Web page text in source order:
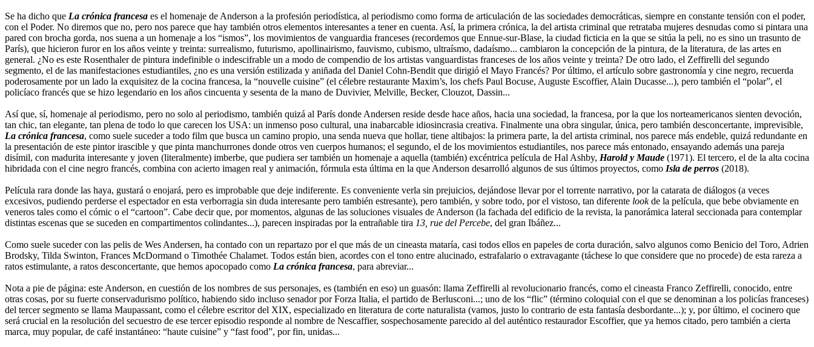
Se ha dicho que La crónica francesa es el homenaje de Anderson a la profesión periodística, al periodismo como forma de articulación de las sociedades democráticas, siempre en constante tensión con el poder,
con el Poder. No diremos que no, pero nos parece que hay también otros elementos interesantes a tener en cuenta. Así, la primera crónica, la del artista criminal que retrataba mujeres desnudas como si pintara una
pared con brocha gorda, nos suena a un homenaje a los “ismos”, los movimientos de vanguardia franceses (recordemos que Ennue-sur-Blase, la ciudad ficticia en la que se sitúa la peli, no es sino un trasunto de
París), que hicieron furor en los años veinte y treinta: surrealismo, futurismo, apollinairismo, fauvismo, cubismo, ultraísmo, dadaísmo... cambiaron la concepción de la pintura, de la literatura, de las artes en
general. ¿No es este Rosenthaler de pintura indefinible o indescifrable un a modo de compendio de los artistas vanguardistas franceses de los años veinte y treinta? De otro lado, el Zeffirelli del segundo
segmento, el de las manifestaciones estudiantiles, ¿no es una versión estilizada y aniñada del Daniel Cohn-Bendit que dirigió el Mayo Francés? Por último, el artículo sobre gastronomía y cine negro, recuerda
poderosamente por un lado la exquisitez de la cocina francesa, la “nouvelle cuisine” (el célebre restaurante Maxim’s, los chefs Paul Bocuse, Auguste Escoffier, Alain Ducasse...), pero también el “polar”, el
policíaco francés que se hizo legendario en los años cincuenta y sesenta de la mano de Duvivier, Melville, Becker, Clouzot, Dassin...
Así que, sí, homenaje al periodismo, pero no solo al periodismo, también quizá al París donde Andersen reside desde hace años, hacia una sociedad, la francesa, por la que los norteamericanos sienten devoción,
tan chic, tan elegante, tan plena de todo lo que carecen los USA: un inmenso poso cultural, una inabarcable idiosincrasia creativa. Finalmente una obra singular, única, pero también desconcertante, imprevisible,
La crónica francesa, como suele suceder a todo film que busca un camino propio, una senda nueva que hollar, tiene altibajos: la primera parte, la del artista criminal, nos parece más endeble, quizá redundante en
la presentación de este pintor irascible y que pinta manchurrones donde otros ven cuerpos humanos; el segundo, el de los movimientos estudiantiles, nos parece más entonado, ensayando además una pareja
disímil, con madurita interesante y joven (literalmente) imberbe, que pudiera ser también un homenaje a aquella (también) excéntrica película de Hal Ashby, Harold y Maude (1971). El tercero, el de la alta cocina
hibridada con el cine negro francés, combina con acierto imagen real y animación, fórmula esta última en la que Anderson desarrolló algunos de sus últimos proyectos, como Isla de perros (2018).
Película rara donde las haya, gustará o enojará, pero es improbable que deje indiferente. Es conveniente verla sin prejuicios, dejándose llevar por el torrente narrativo, por la catarata de diálogos (a veces
excesivos, pudiendo perderse el espectador en esta verborragia sin duda interesante pero también estresante), pero también, y sobre todo, por el vistoso, tan diferente lookde la película, que bebe obviamente en
veneros tales como el cómic o el “cartoon”. Cabe decir que, por momentos, algunas de las soluciones visuales de Anderson (la fachada del edificio de la revista, la panorámica lateral seccionada para contemplar
distintas escenas que se suceden en compartimentos colindantes...), parecen inspiradas por la entrañable tira 13, rue del Percebe, del gran Ibáñez...
Como suele suceder con las pelis de Wes Andersen, ha contado con un repartazo por el que más de un cineasta mataría, casi todos ellos en papeles de corta duración, salvo algunos como Benicio del Toro, Adrien
Brodsky, Tilda Swinton, Frances McDormand o Timothée Chalamet. Todos están bien, acordes con el tono entre alucinado, estrafalario o extravagante (táchese lo que considere que no procede) de esta rareza a
ratos estimulante, a ratos desconcertante, que hemos apocopado como La crónica francesa, para abreviar...
Nota a pie de página: este Anderson, en cuestión de los nombres de sus personajes, es (también en eso) un guasón: llama Zeffirelli al revolucionario francés, como el cineasta Franco Zeffirelli, conocido, entre
otras cosas, por su fuerte conservadurismo político, habiendo sido incluso senador por Forza Italia, el partido de Berlusconi...; uno de los “flic” (término coloquial con el que se denominan a los policías franceses)
del tercer segmento se llama Maupassant, como el célebre escritor del XIX, especializado en literatura de corte naturalista (vamos, justo lo contrario de esta fantasía desbordante...); y, por último, el cocinero que
será crucial en la resolución del secuestro de ese tercer episodio responde al nombre de Nescaffier, sospechosamente parecido al del auténtico restaurador Escoffier, que ya hemos citado, pero también a cierta
marca, muy popular, de café instantáneo: “haute cuisine” y “fast food”, por fin, unidas...